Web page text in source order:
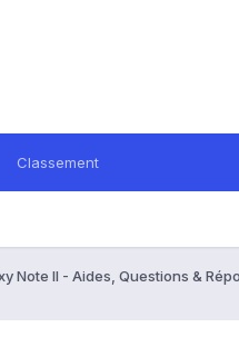
Classement
Note II - Aides, Questions &